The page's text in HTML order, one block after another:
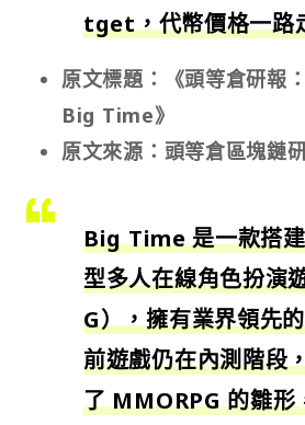
tget，代幣價格一路
原文標題：《頭等倉研報
Big Time》
原文來源：頭等倉區塊鏈
Big Time 是一款搭
型多人在線角色扮演
G），擁有業界領先
前遊戲仍在內測階段
了 MMORPG 的雛形